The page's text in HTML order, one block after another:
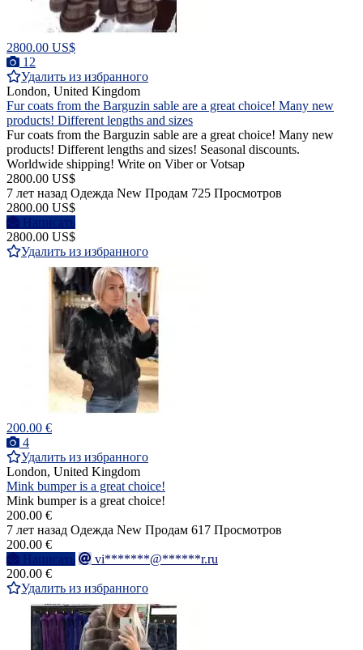
2800.00 US$
12
Удалить из избранного
London, United Kingdom
Fur coats from the Barguzin sable are a great choice! Many new
products! Different lengths and sizes
Fur coats from the Barguzin sable are a great choice! Many new
products! Different lengths and sizes! Seasonal discounts.
Worldwide shipping! Write on Viber or Votsap
2800.00 US$
7 лет назад Одежда New Продам 725 Просмотров
2800.00 US$
Написать
2800.00 US$
Удалить из избранного
200.00 €
4
Удалить из избранного
London, United Kingdom
Mink bumper is a great choice!
Mink bumper is a great choice!
200.00 €
7 лет назад Одежда New Продам 617 Просмотров
200.00 €
Написать
vi*******@******r.ru
200.00 €
Удалить из избранного